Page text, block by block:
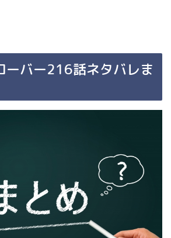
ーバー216話ネタバレま